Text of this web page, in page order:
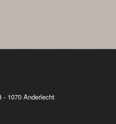
- 1070 Anderlecht